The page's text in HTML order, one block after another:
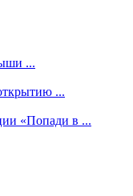
...
...
«Попади в ...